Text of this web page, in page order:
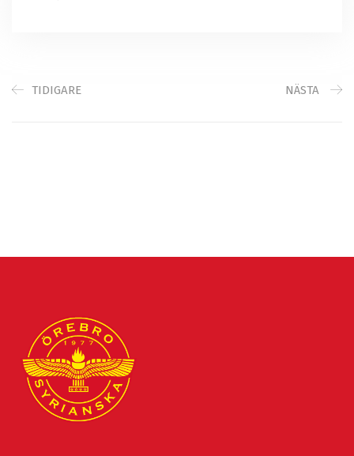
TIDIGARE NÄSTA